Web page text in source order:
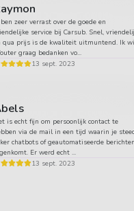
zeer verrast over de goede en
service bij Carsub. Snel,
qua prijs is de kwaliteit uitmuntend. Ik
graag bedanken vo...
13 sept. 2023
is echt fijn om persoonlijk contact te
via de mail in een tijd waarin je
chatbots of geautomatiseerde berichten
Er werd echt ...
13 sept. 2023